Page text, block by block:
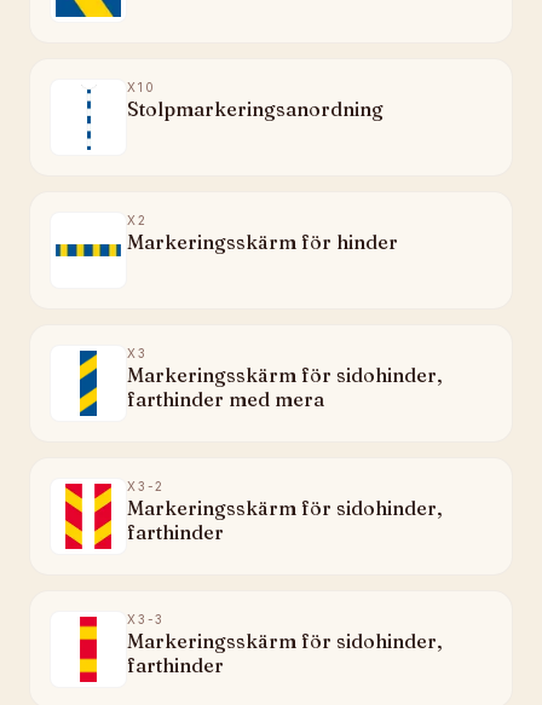
X10
Stolpmarkeringsanordning
X2
Markeringsskärm för hinder
X3
Markeringsskärm för sidohinder,
farthinder med mera
X3-2
Markeringsskärm för sidohinder,
farthinder
X3-3
Markeringsskärm för sidohinder,
farthinder